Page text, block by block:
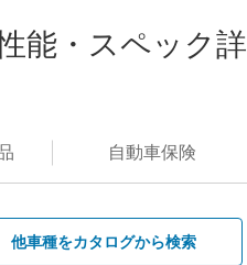
能・スペック詳
自動車保険
他車種をカタログから検索